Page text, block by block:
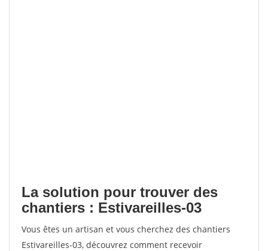
La solution pour trouver des
chantiers : Estivareilles-03
Vous êtes un artisan et vous cherchez des chantiers
Estivareilles-03, découvrez comment recevoir